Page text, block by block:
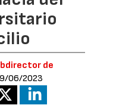
de
06/2023